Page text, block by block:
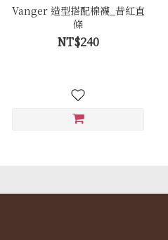
Vanger 造型搭配棉襪_昔紅直
條
NT$240